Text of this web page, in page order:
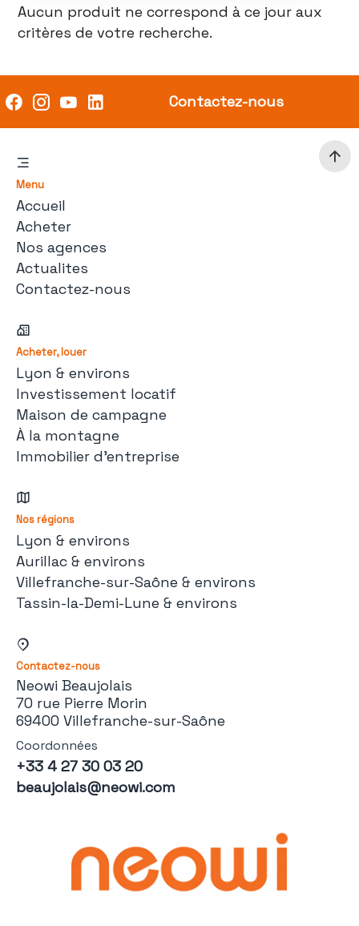
Aucun produit ne correspond à ce jour aux
critères de votre recherche.
Contactez-nous
Menu
Accueil
Acheter
Nos agences
Actualites
Contactez-nous
Acheter, louer
Lyon & environs
Investissement locatif
Maison de campagne
À la montagne
Immobilier d'entreprise
Nos régions
Lyon & environs
Aurillac & environs
Villefranche-sur-Saône & environs
Tassin-la-Demi-Lune & environs
Contactez-nous
Neowi Beaujolais
70 rue Pierre Morin
69400 Villefranche-sur-Saône
Coordonnées
+33 4 27 30 03 20
beaujolais@neowi.com